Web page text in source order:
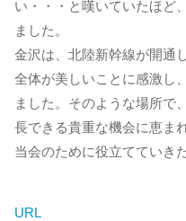
い・・・と嘆いていたほど
ました。
金沢は、北陸新幹線が開通
全体が美しいことに感激し
ました。そのような場所で
長できる貴重な機会に恵ま
当会のために役立てていき
URL